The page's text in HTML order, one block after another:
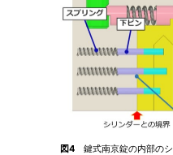
図4 鍵式南京錠の内部の